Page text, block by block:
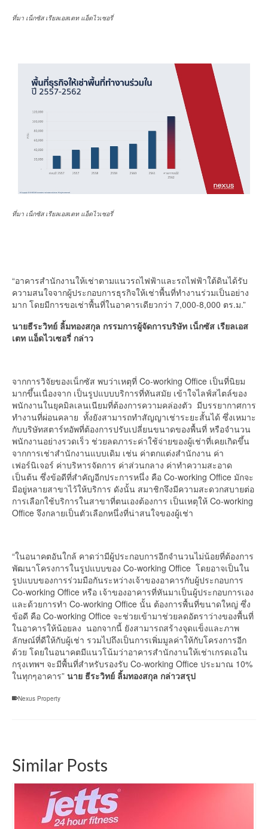
ที่มา เน็กซัส เรียลเอสเตท แอ็ดไวเซอรี่
ที่มา เน็กซัส เรียลเอสเตท แอ็ดไวเซอรี่
“อาคารสำนักงานให้เช่าตามแนวรถไฟฟ้าและรถไฟฟ้าใต้ดินได้รับ
ความสนใจจากผู้ประกอบการธุรกิจให้เช่าพื้นที่ทำงานร่วมเป็นอย่าง
มาก โดยมีการขอเช่าพื้นที่ในอาคารเดียวกว่า 7,000-8,000 ตร.ม.”
นายธีระวิทย์ ลิ้มทองสกุล กรรมการผู้จัดการบริษัท เน็กซัส เรียลเอส
เตท แอ็ดไวเซอรี่ กล่าว
จากการวิจัยของเน็กซัส พบว่าเหตุที่ Co-working Office เป็นที่นิยม
มากขึ้นเนื่องจาก เป็นรูปแบบบริการที่ทันสมัย เข้าใจไลฟ์สไตล์ของ
พนักงานในยุคมิลเลนเนียมที่ต้องการความคล่องตัว มีบรรยากาศการ
ทำงานที่ผ่อนคลาย ทั้งยังสามารถทำสัญญาเช่าระยะสั้นได้ ซึ่งเหมาะ
กับบริษัทสตาร์ทอัพที่ต้องการปรับเปลี่ยนขนาดของพื้นที่ หรือจำนวน
พนักงานอย่างรวดเร็ว ช่วยลดภาระค่าใช้จ่ายของผู้เช่าที่เคยเกิดขึ้น
จากการเช่าสำนักงานแบบเดิม เช่น ค่าตกแต่งสำนักงาน ค่า
เฟอร์นิเจอร์ ค่าบริหารจัดการ ค่าส่วนกลาง ค่าทำความสะอาด
เป็นต้น ซึ่งข้อดีที่สำคัญอีกประการหนึ่ง คือ Co-working Office มักจะ
มีอยู่หลายสาขาไว้ให้บริการ ดังนั้น สมาชิกจึงมีความสะดวกสบายต่อ
การเลือกใช้บริการในสาขาที่ตนเองต้องการ เป็นเหตุให้ Co-working
Office จึงกลายเป็นตัวเลือกหนึ่งที่น่าสนใจของผู้เช่า
“ในอนาคตอันใกล้ คาดว่ามีผู้ประกอบการอีกจำนวนไม่น้อยที่ต้องการ
พัฒนาโครงการในรูปแบบของ Co-working Office โดยอาจเป็นใน
รูปแบบของการร่วมมือกันระหว่างเจ้าของอาคารกับผู้ประกอบการ
Co-working Office หรือ เจ้าของอาคารที่หันมาเป็นผู้ประกอบการเอง
และด้วยการทำ Co-working Office นั้น ต้องการพื้นที่ขนาดใหญ่ ซึ่ง
ข้อดี คือ Co-working Office จะช่วยเข้ามาช่วยลดอัตราว่างของพื้นที่
ในอาคารให้น้อยลง นอกจากนี้ ยังสามารถสร้างจุดแข็งและภาพ
ลักษณ์ที่ดีให้กับผู้เช่า รวมไปถึงเป็นการเพิ่มมูลค่าให้กับโครงการอีก
ด้วย โดยในอนาคตมีแนวโน้มว่าอาคารสำนักงานให้เช่าเกรดเอใน
กรุงเทพฯ จะมีพื้นที่สำหรับรองรับ Co-working Office ประมาณ 10%
ในทุกๆอาคาร” นาย ธีระวิทย์ ลิ้มทองสกุล กล่าวสรุป
Nexus Property
Similar Posts